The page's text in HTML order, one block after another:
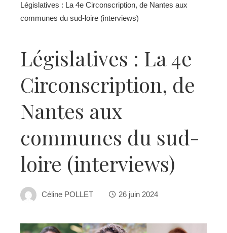
Législatives : La 4e Circonscription, de Nantes aux
communes du sud-loire (interviews)
Législatives : La 4e
Circonscription, de
Nantes aux
communes du sud-
loire (interviews)
Céline POLLET 26 juin 2024